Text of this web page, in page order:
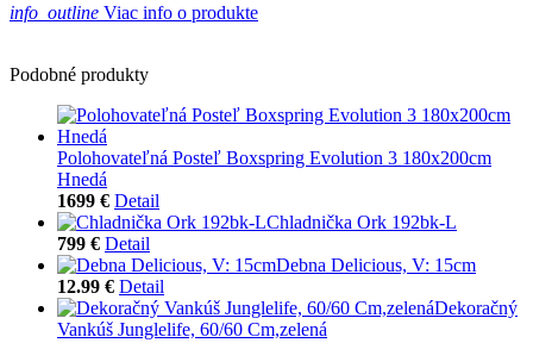
info_outline Viac info o produkte
Podobné produkty
Polohovateľná Posteľ Boxspring Evolution 3 180x200cm
Hnedá
1699 € Detail
Chladnička Ork 192bk-L
799 € Detail
Debna Delicious, V: 15cm
12.99 € Detail
Dekoračný
Vankúš Junglelife, 60/60 Cm,zelená